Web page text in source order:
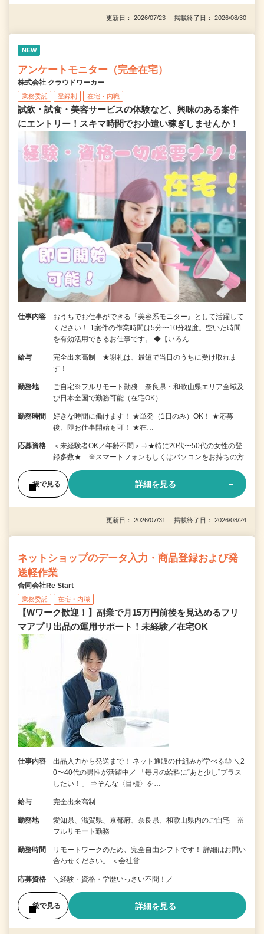
更新日： 2026/07/23 掲載終了日： 2026/08/30
NEW
アンケートモニター（完全在宅）
株式会社 クラウドワーカー
業務委託 登録制 在宅・内職
試飲・試食・美容サービスの体験など、興味のある案件
にエントリー！スキマ時間でお小遣い稼ぎしませんか！
仕事内容
おうちでお仕事ができる『美容系モニター』として活躍して
ください！ 1案件の作業時間は5分〜10分程度。空いた時間
を有効活用できるお仕事です。 ◆【いろん…
給与
完全出来高制 ★謝礼は、最短で当日のうちに受け取れま
す！
勤務地
ご自宅※フルリモート勤務 奈良県・和歌山県エリア全域及
び日本全国で勤務可能（在宅OK）
勤務時間
好きな時間に働けます！ ★単発（1日のみ）OK！ ★応募
後、即お仕事開始も可！ ★在…
応募資格
＜未経験者OK／年齢不問＞⇒★特に20代〜50代の女性の登
録多数★ ※スマートフォンもしくはパソコンをお持ちの方
後で見る 詳細を見る
更新日： 2026/07/31 掲載終了日： 2026/08/24
ネットショップのデータ入力・商品登録および発
送軽作業
合同会社Re Start
業務委託 在宅・内職
【Wワーク歓迎！】副業で月15万円前後を見込めるフリ
マアプリ出品の運用サポート！未経験／在宅OK
仕事内容
出品入力から発送まで！ ネット通販の仕組みが学べる◎ ＼2
0〜40代の男性が活躍中／ 「毎月の給料に“あと少し”プラス
したい！」 ⇒そんな〈目標〉を…
給与 完全出来高制
勤務地
愛知県、滋賀県、京都府、奈良県、和歌山県内のご自宅 ※
フルリモート勤務
勤務時間
リモートワークのため、完全自由シフトです！ 詳細はお問い
合わせください。 ＜会社営…
応募資格 ＼経験・資格・学歴いっさい不問！／
後で見る 詳細を見る